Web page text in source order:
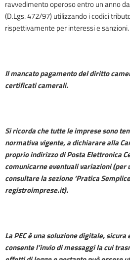
ravvedimento operoso entro un anno
(D.Lgs. 472/97) utilizzando i codici
rispettivamente per interessi e sanzioni.
Il mancato pagamento del diritto
certificati camerali.
Si ricorda che tutte le imprese sono
normativa vigente, a dichiarare alla
proprio indirizzo di Posta Elettronica
comunicarne eventuali variazioni
consultare la sezione ‘Pratica
registroimprese.it).
La PEC è una soluzione digitale, sicura
consente l’invio di messaggi la cui